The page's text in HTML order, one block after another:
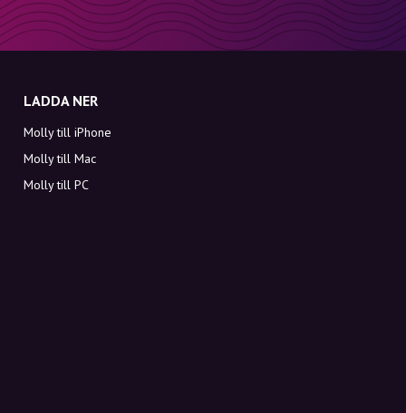
LADDA NER
Molly till iPhone
Molly till Mac
Molly till PC